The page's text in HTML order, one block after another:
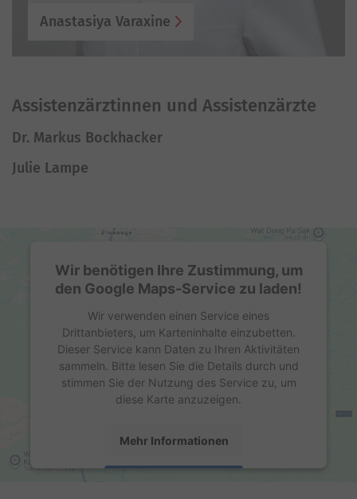
Anastasiya Varaxine
Assistenzärztinnen und Assistenzärzte
Dr. Markus Bockhacker
Julie Lampe
Wir benötigen Ihre Zustimmung, um
den Google Maps-Service zu laden!
Wir verwenden einen Service eines
Drittanbieters, um Karteninhalte einzubetten.
Dieser Service kann Daten zu Ihren Aktivitäten
sammeln. Bitte lesen Sie die Details durch und
stimmen Sie der Nutzung des Service zu, um
diese Karte anzuzeigen.
Mehr Informationen